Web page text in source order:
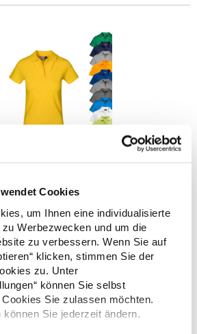
Cookies
um Ihnen eine individualisierte
Werbezwecken und um die
zu verbessern. Wenn Sie auf
klicken, stimmen Sie der
zu. Unter
können Sie selbst
Sie zulassen möchten.
Sie jederzeit ändern.
Knopfleiste mit drei Knöpfen Ton-in-Ton
220 g/m²Materialzusammensetzung:
Grey: 85% Baumwolle / 15% Polyester),
1% Polyester)Angaben zur
Nr.: 4005FHersteller: Promodoro
57 40472 Düsseldorf Deutschland
+ Versandkosten *